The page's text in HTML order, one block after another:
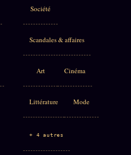
Société
Scandales & affaires
Art Cinéma
Littérature Mode
+ 4 autres